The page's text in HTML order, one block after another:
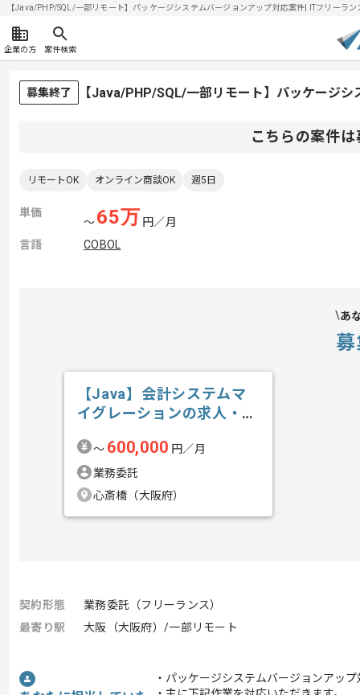
【Java/PHP/SQL/一部リモート】パッケージシステムバージョンアップ対応案件| ITフリーラ
企業の方 案件検索
募集終了 【Java/PHP/SQL/一部リモート】パッケージ
こちらの案件
リモートOK オンライン商談OK 週5日
単価
〜65万 円／月
言語
COBOL
あ
【Java】会計システムマ
イグレーションの求人・案
〜 600,000 円／月
業務委託
心斎橋（大阪府）
契約形態
業務委託（フリーランス）
最寄り駅
大阪（大阪府）/一部リモート
・パッケージシステムバージョンアッ